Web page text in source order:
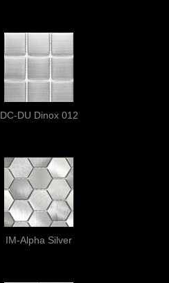
DC-DU Dinox 012
IM-Alpha Silver